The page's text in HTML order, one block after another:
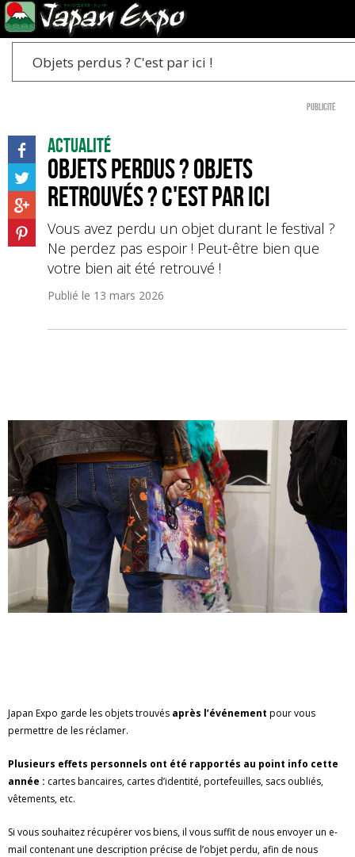
Objets perdus ? C'est par ici !
Publicité
Actualité
Objets perdus ? Objets
retrouvés ? C'est par ici
Vous avez perdu un objet durant le festival ?
Ne perdez pas espoir ! Peut-être bien que
votre bien ait été retrouvé !
Publié le 13 mars 2026
Japan Expo garde les objets trouvés après l’événement pour vous
permettre de les réclamer.
Plusieurs effets personnels ont été rapportés au point info cette
année : cartes bancaires, cartes d’identité, portefeuilles, sacs oubliés,
vêtements, etc.
Si vous souhaitez récupérer vos biens, il vous suffit de nous envoyer un e-
mail contenant une description précise de l’objet perdu, afin de nous